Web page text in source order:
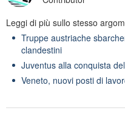
Leggi di più sullo stesso
Truppe austriache
clandestini
Juventus alla conquista
Veneto, nuovi posti di